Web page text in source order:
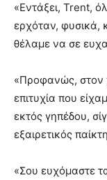
«Εντάξει, Trent,
ερχόταν, φυσικά,
θέλαμε να σε
«Προφανώς, στον
επιτυχία που
εκτός γηπέδου,
εξαιρετικός
«Σου ευχόμαστε